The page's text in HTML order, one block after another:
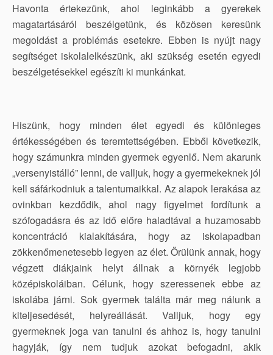
Havonta értekezünk, ahol leginkább a gyerekek
magatartásáról beszélgetünk, és közösen keresünk
megoldást a problémás esetekre. Ebben is nyújt nagy
segítséget iskolalelkészünk, aki szükség esetén egyedi
beszélgetésekkel egészíti ki munkánkat.
Hiszünk, hogy minden élet egyedi és különleges
értékességében és teremtettségében. Ebből következik,
hogy számunkra minden gyermek egyenlő. Nem akarunk
„versenyistálló” lenni, de valljuk, hogy a gyermekeknek jól
kell sáfárkodniuk a talentumaikkal. Az alapok lerakása az
ovinkban kezdődik, ahol nagy figyelmet fordítunk a
szófogadásra és az idő előre haladtával a huzamosabb
koncentráció kialakítására, hogy az iskolapadban
zökkenőmenetesebb legyen az élet. Örülünk annak, hogy
végzett diákjaink helyt állnak a környék legjobb
középiskoláiban. Célunk, hogy szeressenek ebbe az
iskolába járni. Sok gyermek találta már meg nálunk a
kiteljesedését, helyreállását. Valljuk, hogy egy
gyermeknek joga van tanulni és ahhoz is, hogy tanulni
hagyják, így nem tudjuk azokat befogadni, akik